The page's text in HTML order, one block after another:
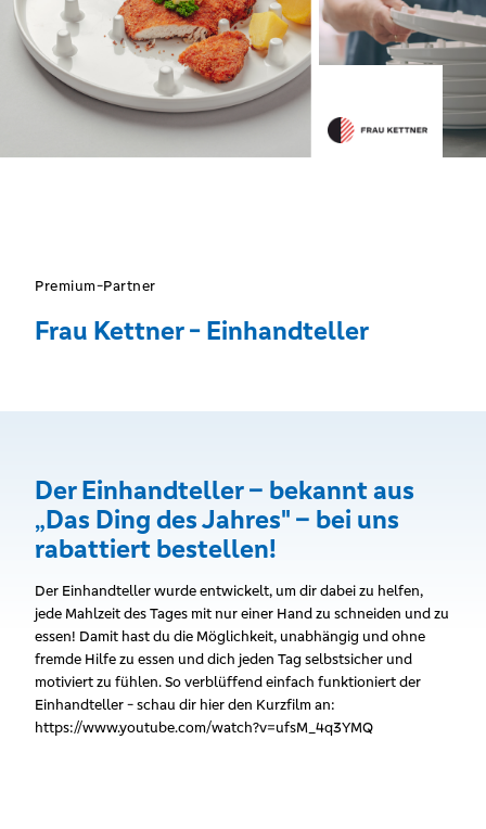
Premium-Partner
Frau Kettner - Einhandteller
Der Einhandteller – bekannt aus
„Das Ding des Jahres" – bei uns
rabattiert bestellen!
Der Einhandteller wurde entwickelt, um dir dabei zu helfen,
jede Mahlzeit des Tages mit nur einer Hand zu schneiden und zu
essen! Damit hast du die Möglichkeit, unabhängig und ohne
fremde Hilfe zu essen und dich jeden Tag selbstsicher und
motiviert zu fühlen. So verblüffend einfach funktioniert der
Einhandteller - schau dir hier den Kurzfilm an:
https://www.youtube.com/watch?v=ufsM_4q3YMQ